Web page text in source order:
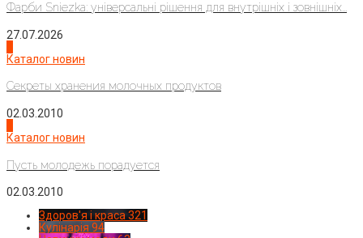
Фарби Sniezka: універсальні рішення для внутрішніх і зовнішніх...
27.07.2026
Каталог новин
Секреты хранения молочных продуктов
02.03.2010
Каталог новин
Пусть молодежь порадуется
02.03.2010
Здоров'я і краса 321
Кулінарія 94